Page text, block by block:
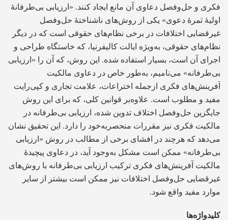
فکری و حل‌وفصل دعاوی آن مانع ایجاد کنند. «ارزیابی بی‌طرفانۀ
اولیۀ ثمرۀ دعوی» یکی از روش‌های ناشناختۀ حل‌وفصل
غیرقضایی اختلافات در برخی نظام‌های حقوقی است که در دیگر
نظام‌های حقوقی، به‌ویژه ایالت کالیفرنیا، که خاستگاه طراحی و
اجرای آن است، بسیار استفاده شده. این روش، که آن را «ارزیابی
بی‌طرفانه» می‌نامیم، به‌طور خاص در دعاوی مالکیت
آفرینش‌های فکری ازجمله اختراعات، علامت تجاری و کپی‌رایت
مفید و مطلوب است. علاوه‌بر قوانین کلی، که برای این روش
جایگزین حل‌وفصل اختلاف تدوین شده، ارزیابی بی‌طرفانه در
مالکیت فکری نیز مقررات منحصربه‌خود را دارد. این تحقیق نشان
می‌دهد که هرچند در افشای برخی از مطالب در روش «ارزیابی
بی‌طرفانه» ممکن است مشکل به‌وجود آید، در دعاوی پیچیدۀ
مالکیت آفرینش‌های فکری ترکیب ارزیابی بی‌طرفانه با روش‌های
غیرقضایی حل‌وفصل اختلافات نیز ممکن است بیشتر از سایر
موارد مفید واقع شود.
کلیدواژه‌ها